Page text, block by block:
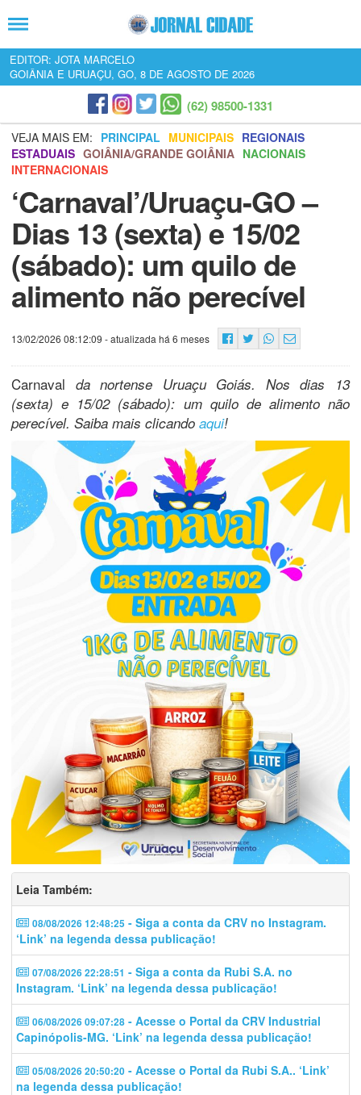
EDITOR: JOTA MARCELO
GOIÂNIA E URUAÇU, GO, 8 DE AGOSTO DE 2026
(62) 98500-1331
VEJA MAIS EM: PRINCIPAL MUNICIPAIS REGIONAIS
ESTADUAIS GOIÂNIA/GRANDE GOIÂNIA NACIONAIS
INTERNACIONAIS
‘Carnaval’/Uruaçu-GO –
Dias 13 (sexta) e 15/02
(sábado): um quilo de
alimento não perecível
13/02/2026 08:12:09 - atualizada há 6 meses
Carnaval da nortense Uruaçu Goiás. Nos dias 13
(sexta) e 15/02 (sábado): um quilo de alimento não
perecível. Saiba mais clicando aqui!
Leia Também:
08/08/2026 12:48:25 - Siga a conta da CRV no Instagram.
‘Link’ na legenda dessa publicação!
07/08/2026 22:28:51 - Siga a conta da Rubi S.A. no
Instagram. ‘Link’ na legenda dessa publicação!
06/08/2026 09:07:28 - Acesse o Portal da CRV Industrial
Capinópolis-MG. ‘Link’ na legenda dessa publicação!
05/08/2026 20:50:20 - Acesse o Portal da Rubi S.A.. ‘Link’
na legenda dessa publicação!